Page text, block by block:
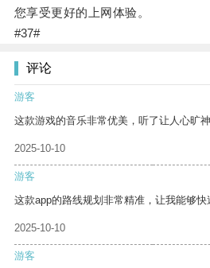
您享受更好的上网体验。
#37#
评论
游客
这款游戏的音乐非常优美，听了让人心旷神
2025-10-10
游客
这款app的路线规划非常精准，让我能够快
2025-10-10
游客